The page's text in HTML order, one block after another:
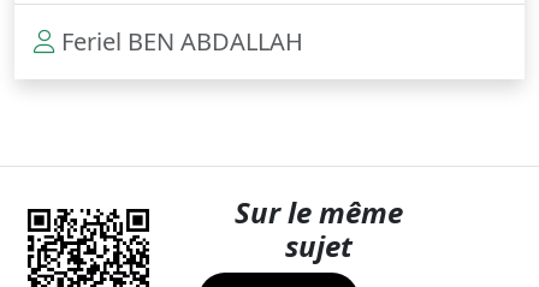
Feriel BEN ABDALLAH
Sur le même
sujet